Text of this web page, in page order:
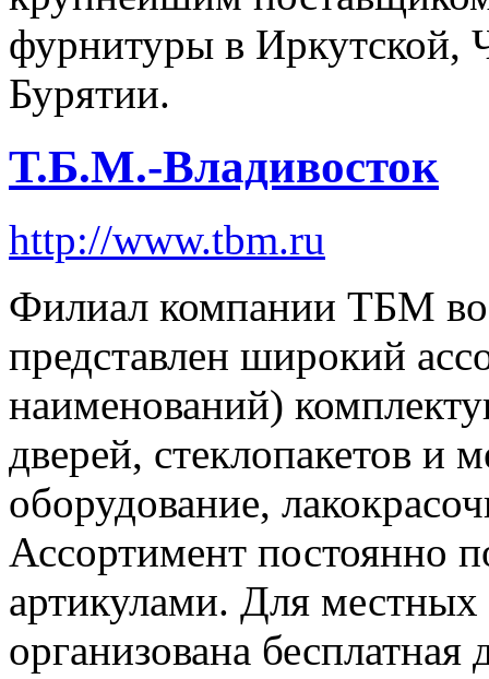
фурнитуры в Иркутской,
Бурятии.
Т.Б.М.-Владивосток
http://www.tbm.ru
Филиал компании ТБМ во
представлен широкий
наименований)
дверей, стеклопакетов и
оборудование,
Ассортимент постоянно
артикулами. Для
организована бесплатная